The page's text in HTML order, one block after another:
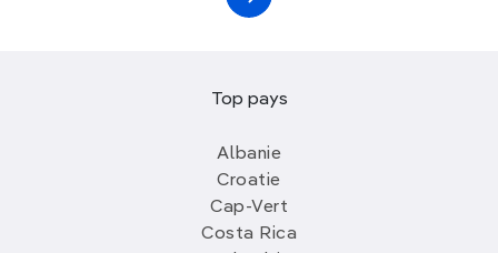
Top pays
Albanie
Croatie
Cap-Vert
Costa Rica